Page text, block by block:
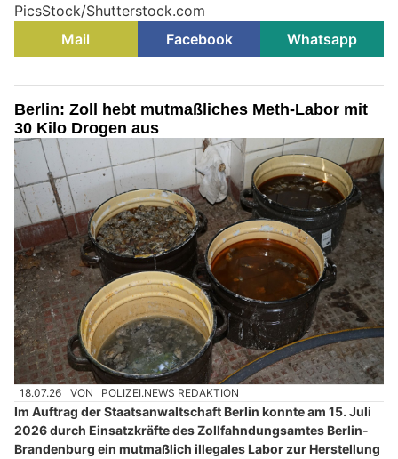
PicsStock/Shutterstock.com
Mail
Facebook Whatsapp
Berlin: Zoll hebt mutmaßliches Meth-Labor mit
30 Kilo Drogen aus
18.07.26 VON POLIZEI.NEWS REDAKTION
Im Auftrag der Staatsanwaltschaft Berlin konnte am 15. Juli
2026 durch Einsatzkräfte des Zollfahndungsamtes Berlin-
Brandenburg ein mutmaßlich illegales Labor zur Herstellung